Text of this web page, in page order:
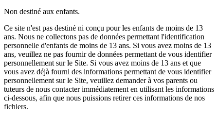
Non destiné aux enfants.
Ce site n'est pas destiné ni conçu pour les enfants de moins de 13
ans. Nous ne collectons pas de données permettant l'identification
personnelle d'enfants de moins de 13 ans. Si vous avez moins de 13
ans, veuillez ne pas fournir de données permettant de vous identifier
personnellement sur le Site. Si vous avez moins de 13 ans et que
vous avez déjà fourni des informations permettant de vous identifier
personnellement sur le Site, veuillez demander à vos parents ou
tuteurs de nous contacter immédiatement en utilisant les informations
ci-dessous, afin que nous puissions retirer ces informations de nos
fichiers.